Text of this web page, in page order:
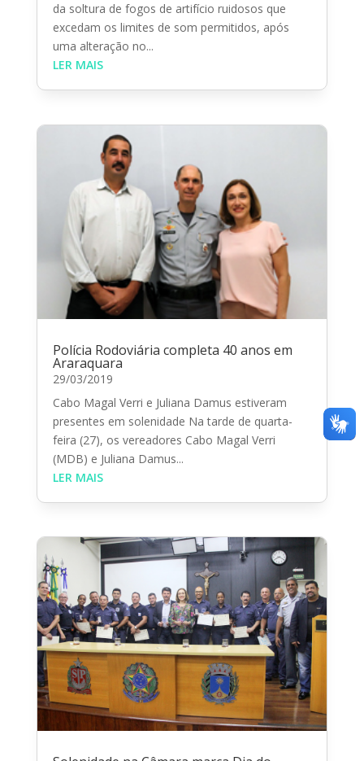
da soltura de fogos de artifício ruidosos que
excedam os limites de som permitidos, após
uma alteração no...
LER MAIS
Polícia Rodoviária completa 40 anos em
Araraquara
29/03/2019
Cabo Magal Verri e Juliana Damus estiveram
presentes em solenidade Na tarde de quarta-
feira (27), os vereadores Cabo Magal Verri
(MDB) e Juliana Damus...
LER MAIS